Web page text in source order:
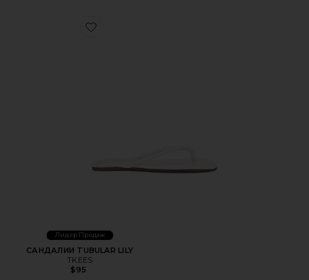
Favorite САНДАЛИИ TUBULAR LILY
Лидер Продаж
САНДАЛИИ TUBULAR LILY
TKEES
$95